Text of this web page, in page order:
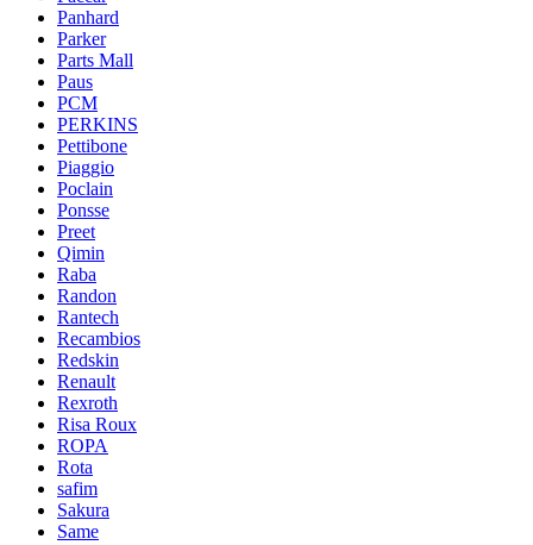
Panhard
Parker
Parts Mall
Paus
PCM
PERKINS
Pettibone
Piaggio
Poclain
Ponsse
Preet
Qimin
Raba
Randon
Rantech
Recambios
Redskin
Renault
Rexroth
Risa Roux
ROPA
Rota
safim
Sakura
Same